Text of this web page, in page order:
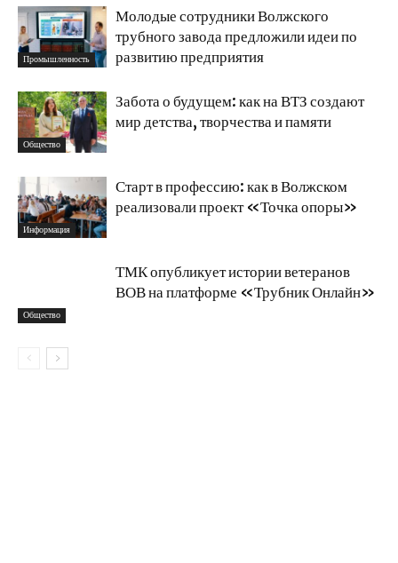
Промышленность
Молодые сотрудники Волжского
трубного завода предложили идеи по
развитию предприятия
Общество
Забота о будущем: как на ВТЗ создают
мир детства, творчества и памяти
Информация
Старт в профессию: как в Волжском
реализовали проект «Точка опоры»
Общество
ТМК опубликует истории ветеранов
ВОВ на платформе «Трубник Онлайн»